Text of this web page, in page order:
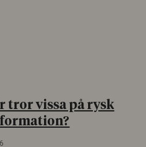
tror vissa på rysk